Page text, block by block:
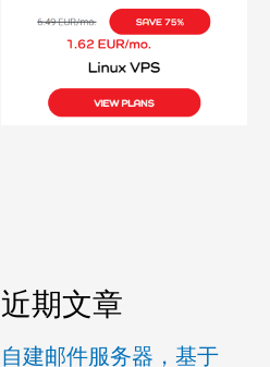
近期文章
自建邮件服务器，基于